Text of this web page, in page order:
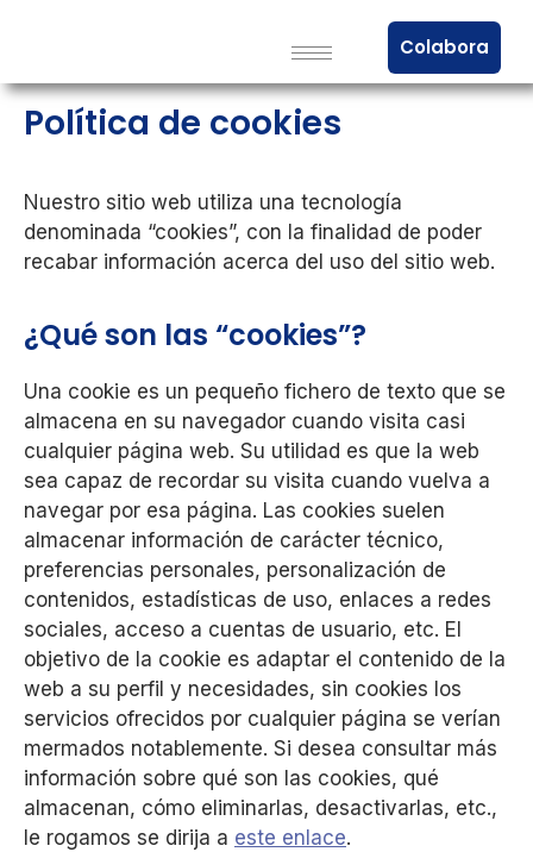
Colabora
Política de cookies
Nuestro sitio web utiliza una tecnología
denominada “cookies”, con la finalidad de poder
recabar información acerca del uso del sitio web.
¿Qué son las “cookies”?
Una cookie es un pequeño fichero de texto que se
almacena en su navegador cuando visita casi
cualquier página web. Su utilidad es que la web
sea capaz de recordar su visita cuando vuelva a
navegar por esa página. Las cookies suelen
almacenar información de carácter técnico,
preferencias personales, personalización de
contenidos, estadísticas de uso, enlaces a redes
sociales, acceso a cuentas de usuario, etc. El
objetivo de la cookie es adaptar el contenido de la
web a su perfil y necesidades, sin cookies los
servicios ofrecidos por cualquier página se verían
mermados notablemente. Si desea consultar más
información sobre qué son las cookies, qué
almacenan, cómo eliminarlas, desactivarlas, etc.,
le rogamos se dirija a este enlace.